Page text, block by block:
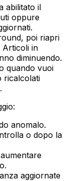
abilitato il
oppure
poi riapri
Articoli in
diminuendo.
quando vuoi
ricalcolati
anomalo.
o dopo la
aggiornate